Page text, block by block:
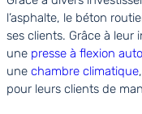
l’asphalte, le béton
ses clients. Grâce à leur
une presse à flexion
une chambre climatique
pour leurs clients de